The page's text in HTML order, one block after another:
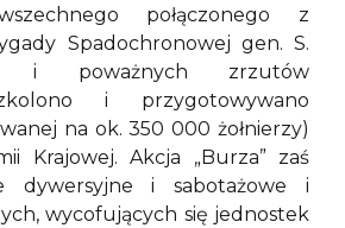
połączonego z
Spadochronowej gen. S.
i poważnych zrzutów
i przygotowywano
na ok. 350 000 żołnierzy)
Krajowej. Akcja „Burza” zaś
dywersyjne i sabotażowe i
wycofujących się jednostek